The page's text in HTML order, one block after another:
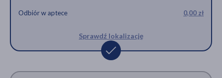
Odbiór w aptece 0,00 zł
Sprawdź lokalizację